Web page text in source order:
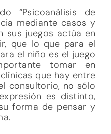
“Psicoanálisis de
mediante casos y
sus juegos actúa en
que lo que para el
el niño es el juego
tomar en
que hay entre
consultorio, no sólo
es distinto,
forma de pensar y